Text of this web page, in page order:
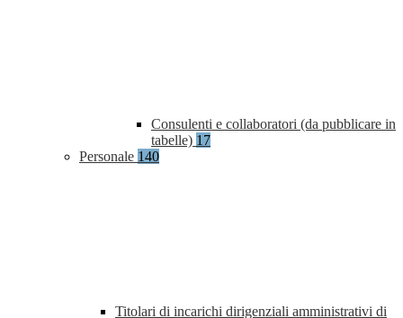
Consulenti e collaboratori (da pubblicare in
tabelle) 17
Personale 140
Titolari di incarichi dirigenziali amministrativi di